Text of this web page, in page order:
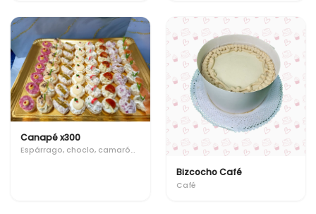
Canapé x300
Espárrago, choclo, camarón, palmito, jamón aceituna, Tómate cherry, salmón, mouse de quesillo
Bizcocho Café
Café